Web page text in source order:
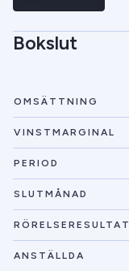
Bokslut
OMSÄTTNING
VINSTMARGINAL
PERIOD
SLUTMÅNAD
RÖRELSERESULTAT
ANSTÄLLDA